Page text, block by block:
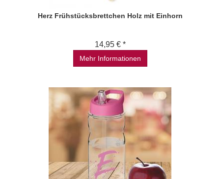
Herz Frühstücksbrettchen Holz mit Einhorn
14,95 € *
Mehr Informationen